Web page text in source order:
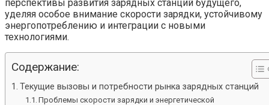
перспективы развития зарядных станций будущего,
уделяя особое внимание скорости зарядки, устойчивому
энергопотреблению и интеграции с новыми
технологиями.
Содержание:
Текущие вызовы и потребности рынка зарядных станций
Проблемы скорости зарядки и энергетической